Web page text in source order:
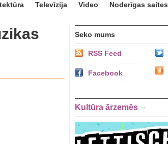
Televīzija Video Noderīgas saites
Seko mums
RSS Feed
Facebook
Kultūra ārzemēs